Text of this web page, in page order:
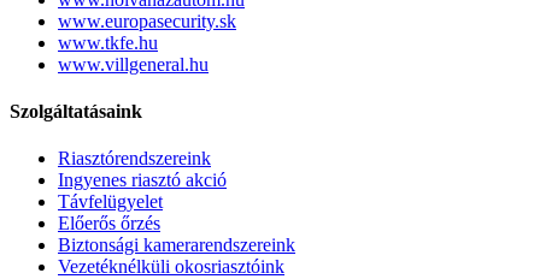
www.europasecurity.sk
www.tkfe.hu
www.villgeneral.hu
Szolgáltatásaink
Riasztórendszereink
Ingyenes riasztó akció
Távfelügyelet
Előerős őrzés
Biztonsági kamerarendszereink
Vezetéknélküli okosriasztóink